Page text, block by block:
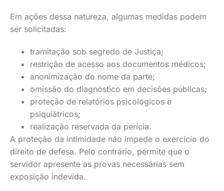
Em ações dessa natureza, algumas medidas podem
ser solicitadas:
tramitação sob segredo de Justiça;
restrição de acesso aos documentos médicos;
anonimização do nome da parte;
omissão do diagnóstico em decisões públicas;
proteção de relatórios psicológicos e
psiquiátricos;
realização reservada da perícia.
A proteção da intimidade não impede o exercício do
direito de defesa. Pelo contrário, permite que o
servidor apresente as provas necessárias sem
exposição indevida.